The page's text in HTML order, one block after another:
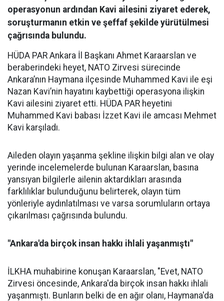
operasyonun ardından Kavi ailesini ziyaret ederek,
soruşturmanın etkin ve şeffaf şekilde yürütülmesi
çağrısında bulundu.
HÜDA PAR Ankara İl Başkanı Ahmet Karaarslan ve
beraberindeki heyet, NATO Zirvesi sürecinde
Ankara’nın Haymana ilçesinde Muhammed Kavi ile eşi
Nazan Kavi’nin hayatını kaybettiği operasyona ilişkin
Kavi ailesini ziyaret etti. HÜDA PAR heyetini
Muhammed Kavi babası İzzet Kavi ile amcası Mehmet
Kavi karşıladı.
Aileden olayın yaşanma şekline ilişkin bilgi alan ve olay
yerinde incelemelerde bulunan Karaarslan, basına
yansıyan bilgilerle ailenin aktardıkları arasında
farklılıklar bulunduğunu belirterek, olayın tüm
yönleriyle aydınlatılması ve varsa sorumluların ortaya
çıkarılması çağrısında bulundu.
"Ankara'da birçok insan hakkı ihlali yaşanmıştı"
İLKHA muhabirine konuşan Karaarslan, "Evet, NATO
Zirvesi öncesinde, Ankara'da birçok insan hakkı ihlali
yaşanmıştı. Bunların belki de en ağır olanı, Haymana'da